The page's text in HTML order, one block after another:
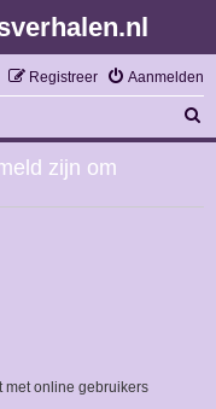
Aanmelden
Registreer
o
k
zijn om
met online gebruikers